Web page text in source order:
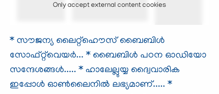
Only accept external content cookies
* സൗജന്യ ലൈറ്റ്ഹൌസ് ബൈബിള്‍
സോഫ്റ്റ്‌വെയര്‍... * ബൈബിള്‍ പഠന ഓഡിയോ
സന്ദേശങ്ങള്‍..... * ഹാലേല്ലുയ്യ ദ്വൈവാരിക
ഇപ്പോള്‍ ഓണ്‍ലൈനില്‍ ലഭ്യമാണ്..... *